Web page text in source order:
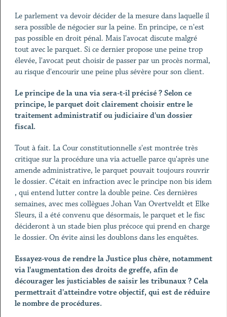
Le parlement va devoir décider de la mesure dans laquelle il
sera possible de négocier sur la peine. En principe, ce n'est
pas possible en droit pénal. Mais l'avocat discute malgré
tout avec le parquet. Si ce dernier propose une peine trop
élevée, l'avocat peut choisir de passer par un procès normal,
au risque d'encourir une peine plus sévère pour son client.
Le principe de la una via sera-t-il précisé ? Selon ce
principe, le parquet doit clairement choisir entre le
traitement administratif ou judiciaire d'un dossier
fiscal.
Tout à fait. La Cour constitutionnelle s'est montrée très
critique sur la procédure una via actuelle parce qu'après une
amende administrative, le parquet pouvait toujours rouvrir
le dossier. C'était en infraction avec le principe non bis idem
, qui entend lutter contre la double peine. Ces dernières
semaines, avec mes collègues Johan Van Overtveldt et Elke
Sleurs, il a été convenu que désormais, le parquet et le fisc
décideront à un stade bien plus précoce qui prend en charge
le dossier. On évite ainsi les doublons dans les enquêtes.
Essayez-vous de rendre la Justice plus chère, notamment
via l'augmentation des droits de greffe, afin de
décourager les justiciables de saisir les tribunaux ? Cela
permettrait d'atteindre votre objectif, qui est de réduire
le nombre de procédures.